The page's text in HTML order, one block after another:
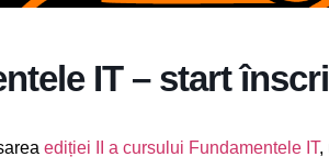
IT – start
ediției II a cursului Fundamentele IT,